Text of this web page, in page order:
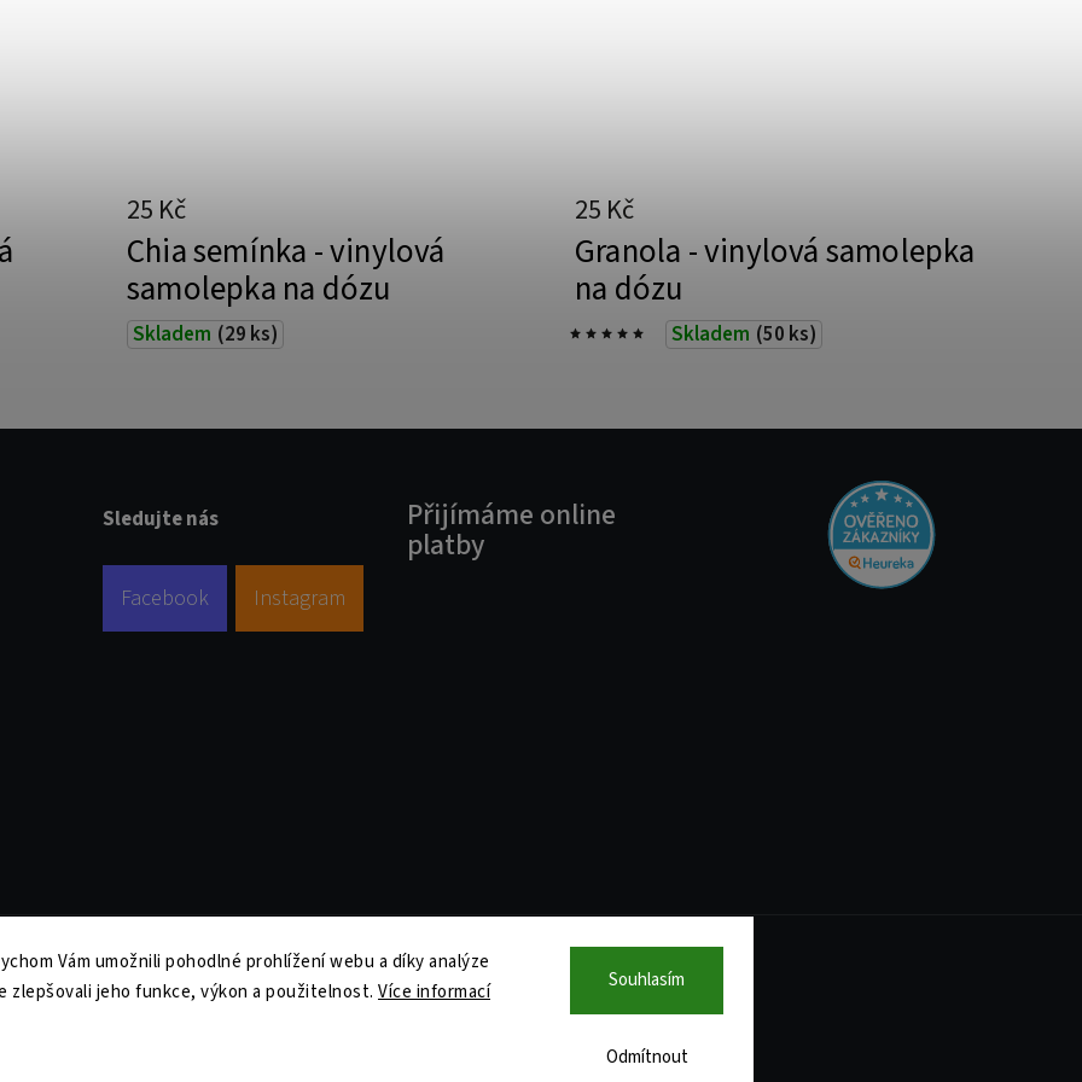
Vám umožnili pohodlné prohlížení webu a díky analýze
zlepšovali jeho funkce, výkon a použitelnost. Více informací
Odmítnout
Souhlasím
Chia semínka - vinylová
samolepka na dózu
Skladem (29 ks)
25 Kč
Granola - vinylová samolepka
na dózu
Skladem (50 ks)
25 Kč
Sledujte nás
Facebook Instagram
Přijímáme online
platby
Copyright 2026Tiskolino.cz. Všechna práva vyhrazena.
Upravit nastavení cookies